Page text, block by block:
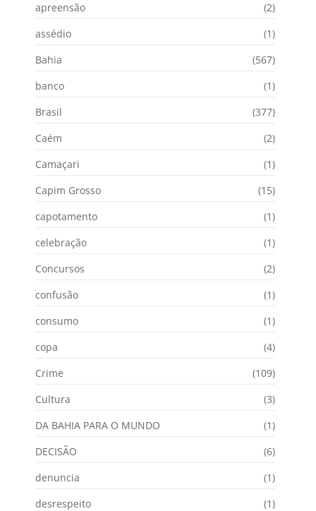
apreensão
(2)
assédio
(1)
Bahia
(567)
banco
(1)
Brasil
(377)
Caém
(2)
Camaçari
(1)
Capim Grosso
(15)
capotamento
(1)
celebração
(1)
Concursos
(2)
confusão
(1)
consumo
(1)
copa
(4)
Crime
(109)
Cultura
(3)
DA BAHIA PARA O MUNDO
(1)
DECISÃO
(6)
denuncia
(1)
desrespeito
(1)